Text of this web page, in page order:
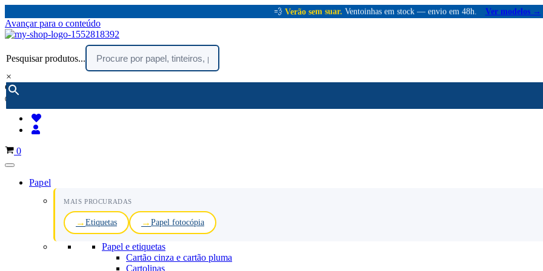
💨 Verão sem suar. Ventoinhas em stock — envio em 48h. Ver modelos →
Avançar para o conteúdo
Pesquisar produtos...
×
encomendar por telefone :
(chamada rede fixa nacional)
Carrinho
0
Papel
MAIS PROCURADAS
Etiquetas Papel fotocópia
Papel e etiquetas
Cartão cinza e cartão pluma
Cartolinas